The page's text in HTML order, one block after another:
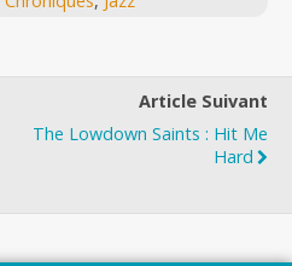
Article Suivant
The Lowdown Saints : Hit Me
Hard